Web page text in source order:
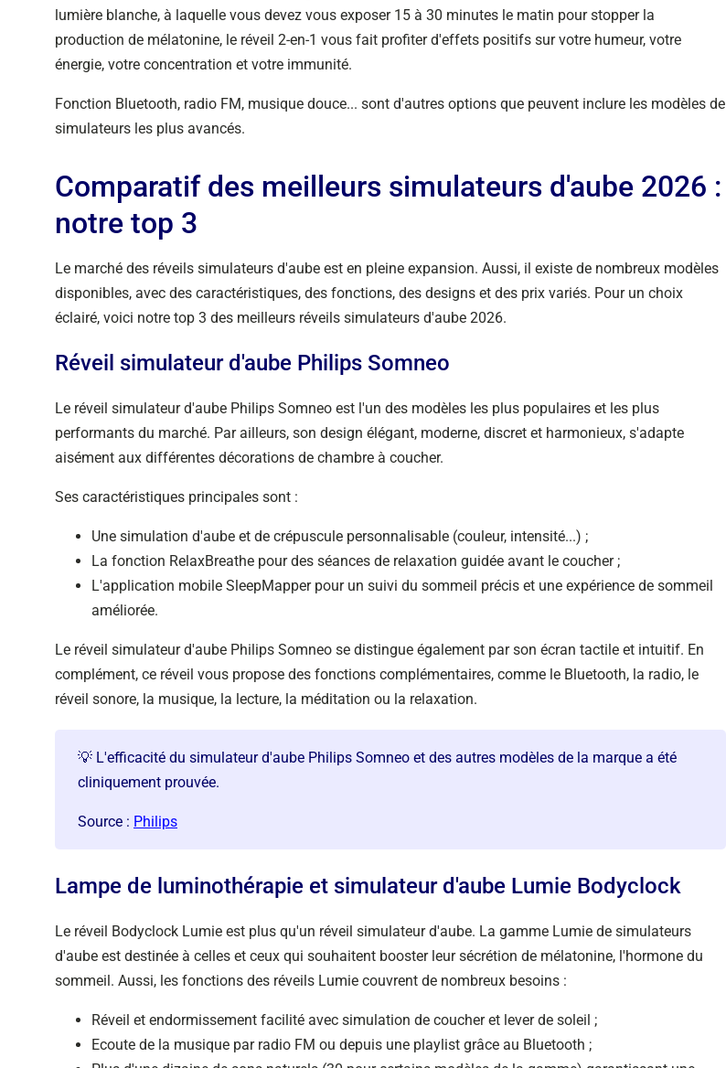
lumière blanche, à laquelle vous devez vous exposer 15 à 30 minutes le matin pour stopper la
production de mélatonine, le réveil 2-en-1 vous fait profiter d'effets positifs sur votre humeur, votre
énergie, votre concentration et votre immunité.
Fonction Bluetooth, radio FM, musique douce... sont d'autres options que peuvent inclure les modèles de
simulateurs les plus avancés.
Comparatif des meilleurs simulateurs d'aube 2026 :
notre top 3
Le marché des réveils simulateurs d'aube est en pleine expansion. Aussi, il existe de nombreux modèles
disponibles, avec des caractéristiques, des fonctions, des designs et des prix variés. Pour un choix
éclairé, voici notre top 3 des meilleurs réveils simulateurs d'aube 2026.
Réveil simulateur d'aube Philips Somneo
Le réveil simulateur d'aube Philips Somneo est l'un des modèles les plus populaires et les plus
performants du marché. Par ailleurs, son design élégant, moderne, discret et harmonieux, s'adapte
aisément aux différentes décorations de chambre à coucher.
Ses caractéristiques principales sont :
Une simulation d'aube et de crépuscule personnalisable (couleur, intensité...) ;
La fonction RelaxBreathe pour des séances de relaxation guidée avant le coucher ;
L'application mobile SleepMapper pour un suivi du sommeil précis et une expérience de sommeil
améliorée.
Le réveil simulateur d'aube Philips Somneo se distingue également par son écran tactile et intuitif. En
complément, ce réveil vous propose des fonctions complémentaires, comme le Bluetooth, la radio, le
réveil sonore, la musique, la lecture, la méditation ou la relaxation.
💡 L'efficacité du simulateur d'aube Philips Somneo et des autres modèles de la marque a été
cliniquement prouvée.
Source : Philips
Lampe de luminothérapie et simulateur d'aube Lumie Bodyclock
Le réveil Bodyclock Lumie est plus qu'un réveil simulateur d'aube. La gamme Lumie de simulateurs
d'aube est destinée à celles et ceux qui souhaitent booster leur sécrétion de mélatonine, l'hormone du
sommeil. Aussi, les fonctions des réveils Lumie couvrent de nombreux besoins :
Réveil et endormissement facilité avec simulation de coucher et lever de soleil ;
Ecoute de la musique par radio FM ou depuis une playlist grâce au Bluetooth ;